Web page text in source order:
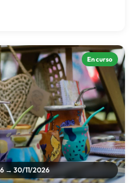
En curso
→ 30/11/2026